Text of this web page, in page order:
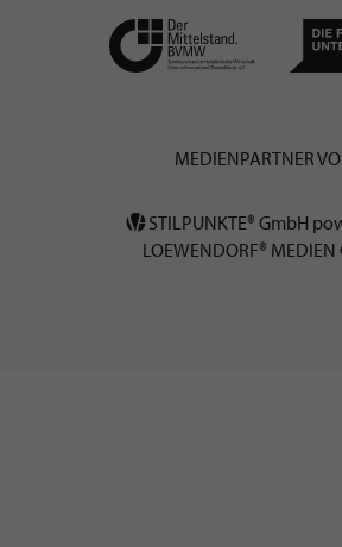
MEDIENPARTNER
STILPUNKTE® GmbH
LOEWENDORF® MEDIEN